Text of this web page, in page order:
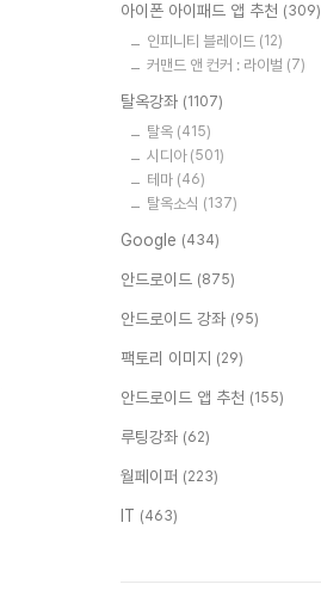
아이폰 아이패드 앱 추천 (309)
인피니티 블레이드 (12)
커맨드 앤 컨커 : 라이벌 (7)
탈옥강좌 (1107)
탈옥 (415)
시디아 (501)
테마 (46)
탈옥소식 (137)
Google (434)
안드로이드 (875)
안드로이드 강좌 (95)
팩토리 이미지 (29)
안드로이드 앱 추천 (155)
루팅강좌 (62)
월페이퍼 (223)
IT (463)